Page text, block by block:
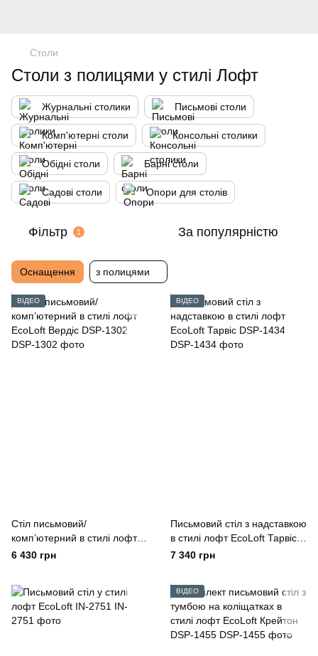
Столи
Столи з полицями у стилі Лофт
Журнальні столики Письмові столи
Комп'ютерні столи Консольні столики
Обідні столи Барні столи
Садові столи Опори для столів
Фільтр 1 За популярністю
Оснащення з полицями
ВІДЕО
Стіл письмовий/
комп’ютерний в стилі лофт
EcoLoft Вердіс DSP-1302
6 430 грн
ВІДЕО
Письмовий стіл з надставкою
в стилі лофт EcoLoft Тарвіс
DSP-1434
7 340 грн
ВІДЕО